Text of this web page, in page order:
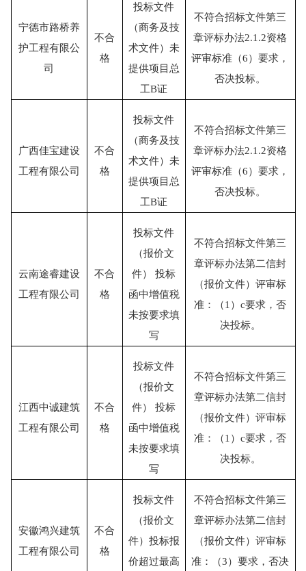
宁德市路桥养
护工程有限公
司
不合
格
投标文件
（商务及技
术文件）未
提供项目总
工B证
不符合招标文件第三
章评标办法2.1.2资格
评审标准（6）要求，
否决投标。
广西佳宝建设
工程有限公司
不合
格
投标文件
（商务及技
术文件）未
提供项目总
工B证
不符合招标文件第三
章评标办法2.1.2资格
评审标准（6）要求，
否决投标。
云南途睿建设
工程有限公司
不合
格
投标文件
（报价文
件）
投标
函中增值税
未按要求填
写
不符合招标文件第三
章评标办法第二信封
（报价文件）评审标
准：（1）c要求，否
决投标。
江西中诚建筑
工程有限公司
不合
格
投标文件
（报价文
件）
投标
函中增值税
未按要求填
写
不符合招标文件第三
章评标办法第二信封
（报价文件）评审标
准：（1）c要求，否
决投标。
安徽鸿兴建筑
工程有限公司
不合
格
投标文件
（报价文
件）投标报
价超过最高
不符合招标文件第三
章评标办法第二信封
（报价文件）评审标
准：（3）要求，否决